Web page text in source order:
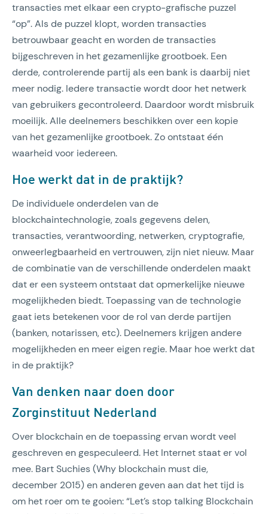
transacties met elkaar een crypto-grafische puzzel
“op”. Als de puzzel klopt, worden transacties
betrouwbaar geacht en worden de transacties
bijgeschreven in het gezamenlijke grootboek. Een
derde, controlerende partij als een bank is daarbij niet
meer nodig. Iedere transactie wordt door het netwerk
van gebruikers gecontroleerd. Daardoor wordt misbruik
moeilijk. Alle deelnemers beschikken over een kopie
van het gezamenlijke grootboek. Zo ontstaat één
waarheid voor iedereen.
Hoe werkt dat in de praktijk?
De individuele onderdelen van de
blockchaintechnologie, zoals gegevens delen,
transacties, verantwoording, netwerken, cryptografie,
onweerlegbaarheid en vertrouwen, zijn niet nieuw. Maar
de combinatie van de verschillende onderdelen maakt
dat er een systeem ontstaat dat opmerkelijke nieuwe
mogelijkheden biedt. Toepassing van de technologie
gaat iets betekenen voor de rol van derde partijen
(banken, notarissen, etc). Deelnemers krijgen andere
mogelijkheden en meer eigen regie. Maar hoe werkt dat
in de praktijk?
Van denken naar doen door
Zorginstituut Nederland
Over blockchain en de toepassing ervan wordt veel
geschreven en gespeculeerd. Het Internet staat er vol
mee. Bart Suchies (Why blockchain must die,
december 2015) en anderen geven aan dat het tijd is
om het roer om te gooien: “Let’s stop talking Blockchain